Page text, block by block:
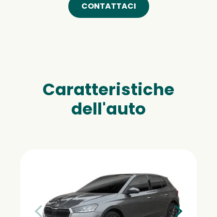
CONTATTACI
Caratteristiche
dell'auto